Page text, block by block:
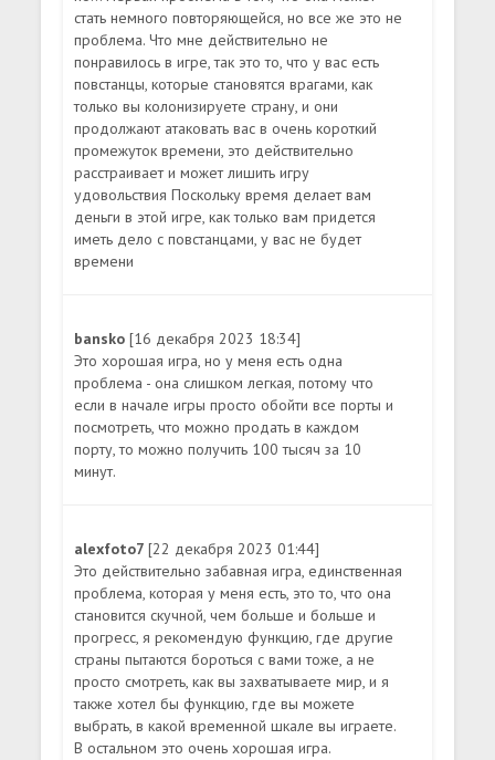
стать немного повторяющейся, но все же это не
проблема. Что мне действительно не
понравилось в игре, так это то, что у вас есть
повстанцы, которые становятся врагами, как
только вы колонизируете страну, и они
продолжают атаковать вас в очень короткий
промежуток времени, это действительно
расстраивает и может лишить игру
удовольствия Поскольку время делает вам
деньги в этой игре, как только вам придется
иметь дело с повстанцами, у вас не будет
времени
bansko[16 декабря 2023 18:34]
Это хорошая игра, но у меня есть одна
проблема - она слишком легкая, потому что
если в начале игры просто обойти все порты и
посмотреть, что можно продать в каждом
порту, то можно получить 100 тысяч за 10
минут.
alexfoto7[22 декабря 2023 01:44]
Это действительно забавная игра, единственная
проблема, которая у меня есть, это то, что она
становится скучной, чем больше и больше и
прогресс, я рекомендую функцию, где другие
страны пытаются бороться с вами тоже, а не
просто смотреть, как вы захватываете мир, и я
также хотел бы функцию, где вы можете
выбрать, в какой временной шкале вы играете.
В остальном это очень хорошая игра.